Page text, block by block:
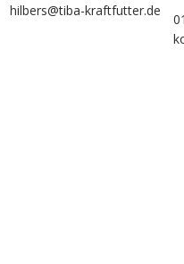
hilbers@tiba-kraftfutter.de